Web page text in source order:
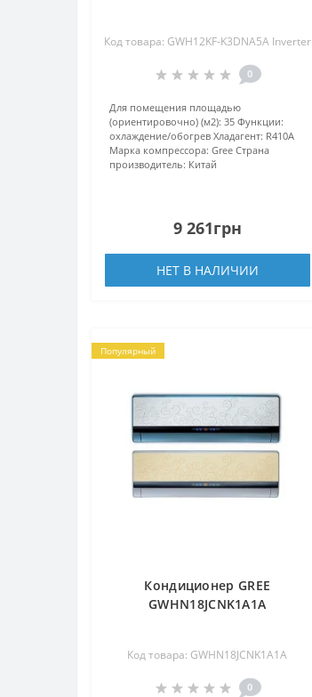
Код товара: GWH12KF-K3DNA5A Inverter
0
Для помещения площадью
(ориентировочно) (м2): 35 Функции:
охлаждение/обогрев Хладагент: R410А
Марка компрессора: Gree Страна
производитель: Китай
9 261грн
НЕТ В НАЛИЧИИ
Популярный
Кондиционер GREE
GWHN18JCNK1A1A
Код товара: GWHN18JCNK1A1A
0